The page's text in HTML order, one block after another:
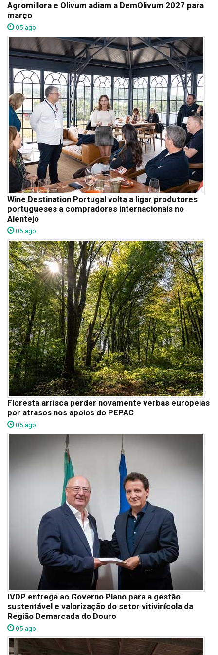
Agromillora e Olivum adiam a DemOlivum 2027 para
março
05 ago
Wine Destination Portugal volta a ligar produtores
portugueses a compradores internacionais no
Alentejo
05 ago
Floresta arrisca perder novamente verbas europeias
por atrasos nos apoios do PEPAC
05 ago
IVDP entrega ao Governo Plano para a gestão
sustentável e valorização do setor vitivinícola da
Região Demarcada do Douro
05 ago